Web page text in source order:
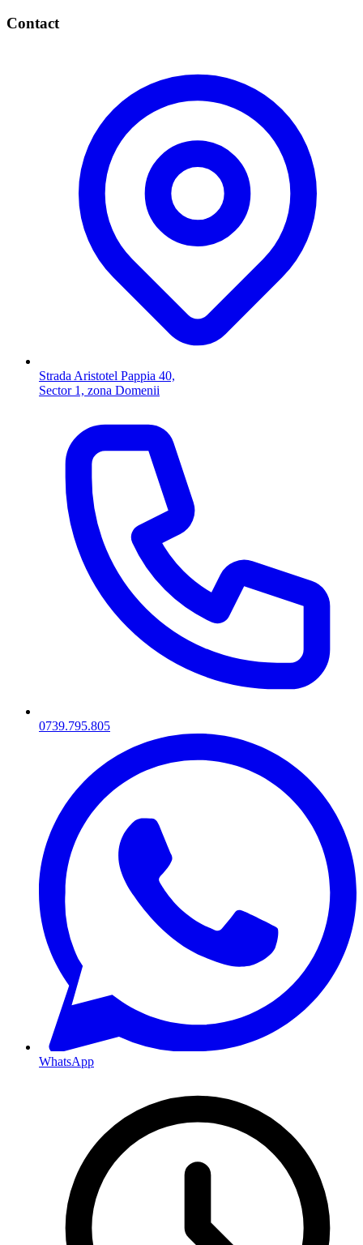
Contact
Strada Aristotel Pappia 40,
Sector 1, zona Domenii
0739.795.805
WhatsApp